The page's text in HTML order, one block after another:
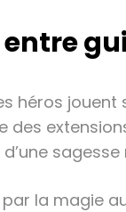
héros
sagesse
la magie